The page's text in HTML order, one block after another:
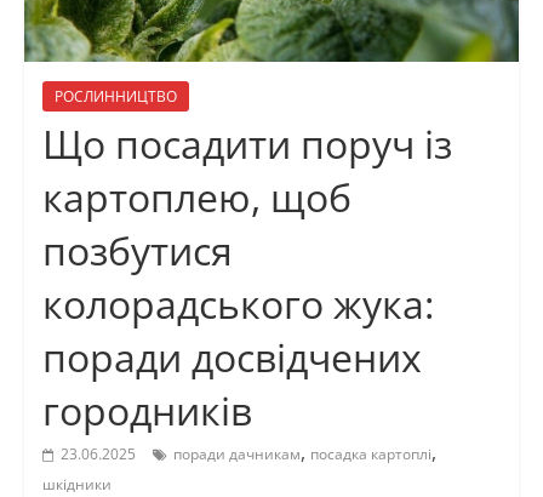
РОСЛИННИЦТВО
Що посадити поруч із
картоплею, щоб
позбутися
колорадського жука:
поради досвідчених
городників
23.06.2025 поради дачникам, посадка картоплі,
шкідники